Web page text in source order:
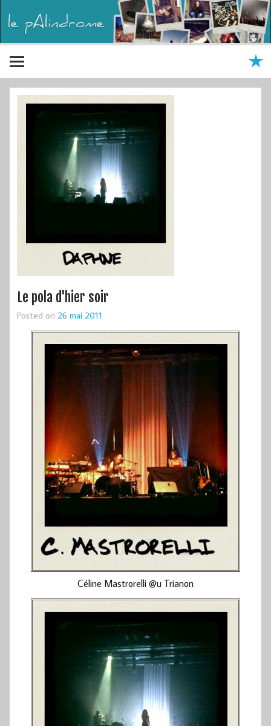
Le pola d'hier soir
Posted on 26 mai 2011
Céline Mastrorelli @u Trianon